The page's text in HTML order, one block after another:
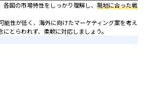
国の市場特性をしっかり理解し、 現地に合った戦
性が低く、海外に向けたマーケティング案を考え
とらわれず、柔軟に対応しましょう。